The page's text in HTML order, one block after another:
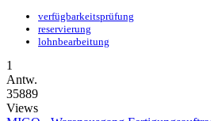
verfügbarkeitsprüfung
reservierung
lohnbearbeitung
1
Antw.
35889
Views